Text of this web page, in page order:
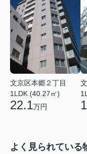
文京区本郷２丁目
1LDK (40.27㎡)
22.1万円
よく見られている